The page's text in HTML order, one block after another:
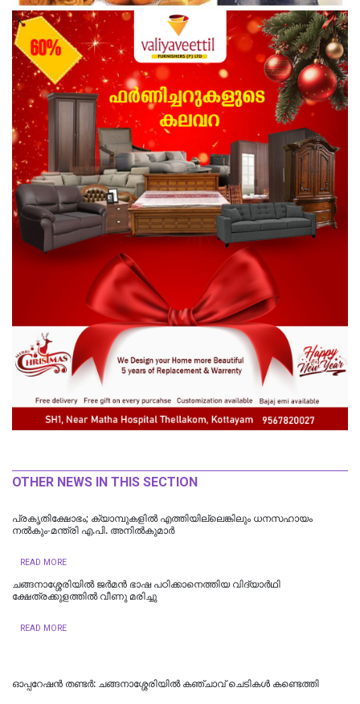
OTHER NEWS IN THIS SECTION
പ്രകൃതിക്ഷോഭം; ക്യാമ്പുകളിൽ എത്തിയില്ലെങ്കിലും ധനസഹായം
നൽകും-മന്ത്രി എ.പി. അനിൽകുമാർ
READ MORE
ചങ്ങനാശ്ശേരിയിൽ ജർമൻ ഭാഷ പഠിക്കാനെത്തിയ വിദ്യാർഥി
ക്ഷേത്രക്കുളത്തിൽ വീണു മരിച്ചു
READ MORE
ഓപ്പറേഷൻ തണ്ടർ: ചങ്ങനാശ്ശേരിയിൽ കഞ്ചാവ് ചെടികൾ കണ്ടെത്തി